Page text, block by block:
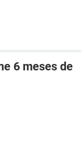
6 meses de